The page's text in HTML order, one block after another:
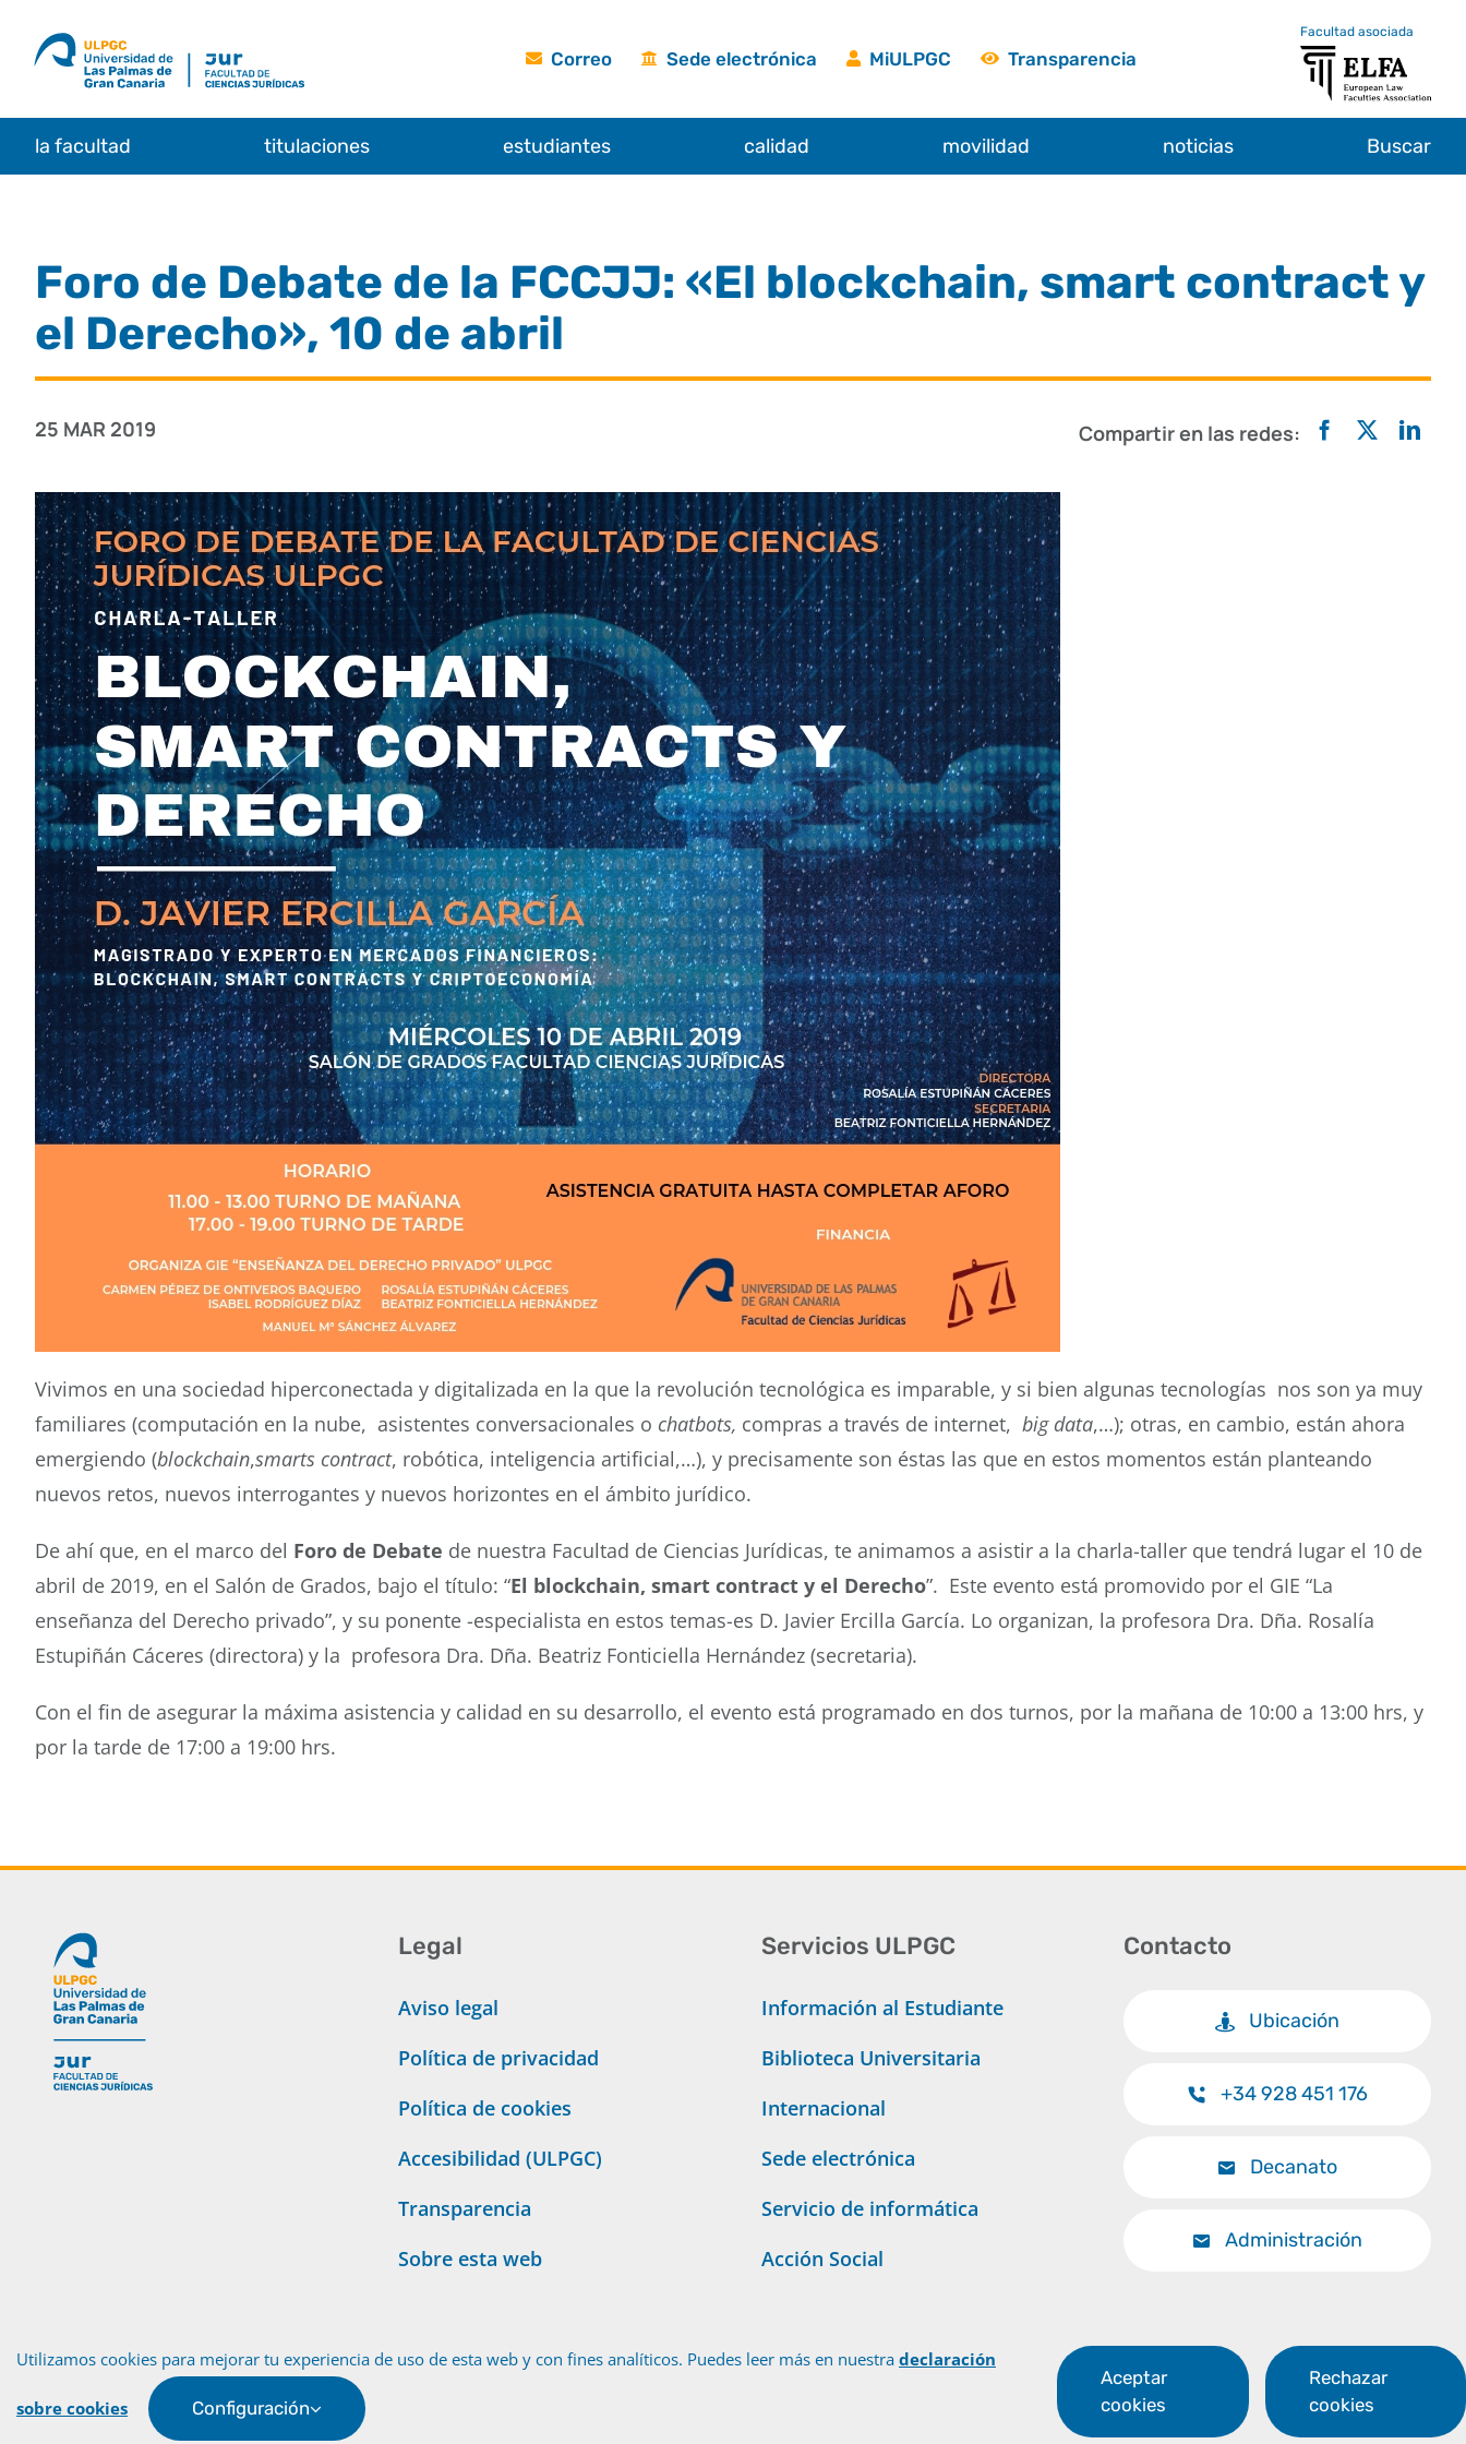
contenido
Correo Sede electrónica MiULPGC Transparencia
Facultad asociada
la facultad titulaciones estudiantes calidad movilidad noticias Buscar
Foro de Debate de la FCCJJ: «El blockchain, smart contract y
el Derecho», 10 de abril
25 MAR 2019 Compartir en las redes:
Vivimos en una sociedad hiperconectada y digitalizada en la que la revolución tecnológica es imparable, y si bien algunas tecnologías nos son ya muy
familiares (computación en la nube, asistentes conversacionales o chatbots, compras a través de internet, big data,…); otras, en cambio, están ahora
emergiendo (blockchain,smarts contract, robótica, inteligencia artificial,…), y precisamente son éstas las que en estos momentos están planteando
nuevos retos, nuevos interrogantes y nuevos horizontes en el ámbito jurídico.
De ahí que, en el marco del Foro de Debate de nuestra Facultad de Ciencias Jurídicas, te animamos a asistir a la charla-taller que tendrá lugar el 10 de
abril de 2019, en el Salón de Grados, bajo el título: “El blockchain, smart contract y el Derecho”. Este evento está promovido por el GIE “La
enseñanza del Derecho privado”, y su ponente -especialista en estos temas-es D. Javier Ercilla García. Lo organizan, la profesora Dra. Dña. Rosalía
Estupiñán Cáceres (directora) y la profesora Dra. Dña. Beatriz Fonticiella Hernández (secretaria).
Con el fin de asegurar la máxima asistencia y calidad en su desarrollo, el evento está programado en dos turnos, por la mañana de 10:00 a 13:00 hrs, y
por la tarde de 17:00 a 19:00 hrs.
Legal
Aviso legal
Política de privacidad
Política de cookies
Accesibilidad (ULPGC)
Transparencia
Sobre esta web
Servicios ULPGC
Información al Estudiante
Biblioteca Universitaria
Internacional
Sede electrónica
Servicio de informática
Acción Social
Contacto
Ubicación
+34 928 451 176
Decanato
Administración
Volver al inicio
Utilizamos cookies para mejorar tu experiencia de uso de esta web y con fines analíticos. Puedes leer más en nuestra declaración
sobre cookies Configuración
Aceptar
cookies
Rechazar
cookies